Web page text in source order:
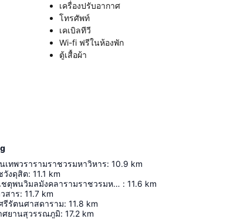
เครื่องปรับอากาศ
โทรศัพท์
เคเบิลทีวี
Wi-fi ฟรีในห้องพัก
ตู้เสื้อผ้า
เทพวรารามราชวรมหาวิหาร: 10.9 km
วังดุสิต: 11.1 km
วัดพระเชตุพนวิมลมังคลารามราชวรมหาวิหาร : 11.6 km
สาร: 11.7 km
รีรัตนศาสดาราม: 11.8 km
ศยานสุวรรณภูมิ: 17.2 km